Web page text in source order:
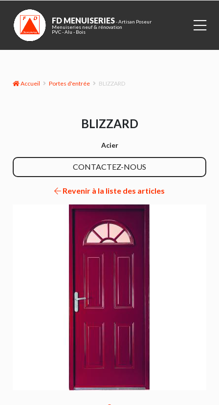
FD MENUISERIES- Artisan Poseur
Menuiseries neuf & rénovation
PVC - Alu - Bois
Accueil Portes d'entrée BLIZZARD
BLIZZARD
Acier
CONTACTEZ-NOUS
Revenir à la liste des articles